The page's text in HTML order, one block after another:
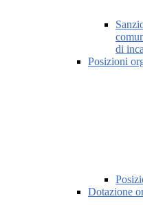
di
Posizioni
Dotazione